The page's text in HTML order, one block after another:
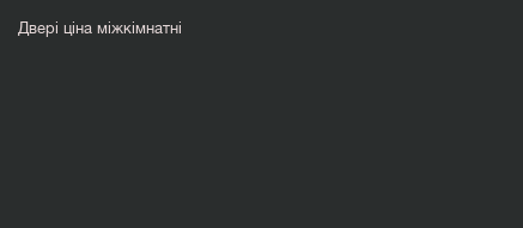
Двері ціна міжкімнатні